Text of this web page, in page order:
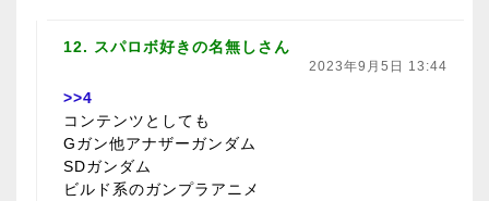
12. スパロボ好きの名無しさん
2023年9月5日 13:44
>>4
コンテンツとしても
Gガン他アナザーガンダム
SDガンダム
ビルド系のガンプラアニメ